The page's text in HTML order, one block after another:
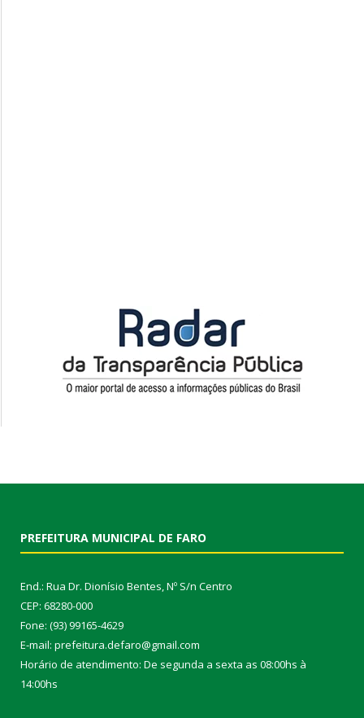
PREFEITURA MUNICIPAL DE FARO
End.: Rua Dr. Dionísio Bentes, Nº S/n Centro
CEP: 68280-000
Fone: (93) 99165-4629
E-mail: prefeitura.defaro@gmail.com
Horário de atendimento: De segunda a sexta as 08:00hs à
14:00hs